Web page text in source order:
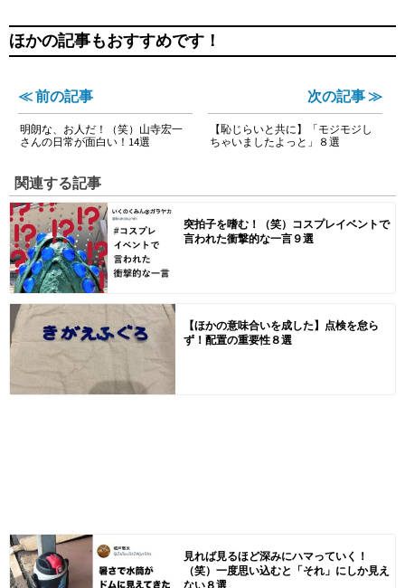
ほかの記事もおすすめです！
≪ 前の記事
明朗な、お人だ！（笑）山寺宏一
さんの日常が面白い！14選
次の記事 ≫
【恥じらいと共に】「モジモジし
ちゃいましたよっと」８選
関連する記事
突拍子を嗜む！（笑）コスプレイベントで
言われた衝撃的な一言９選
【ほかの意味合いを成した】点検を怠ら
ず！配置の重要性８選
見れば見るほど深みにハマっていく！
（笑）一度思い込むと「それ」にしか見え
ない８選